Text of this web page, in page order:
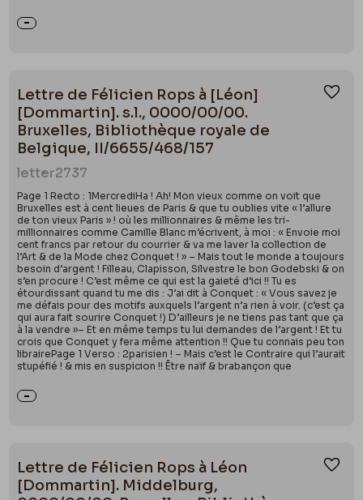
Lettre de Félicien Rops à [Léon]
[Dommartin]. s.l., 0000/00/00.
Bruxelles, Bibliothèque royale de
Belgique, II/6655/468/157
letter2737
Page 1 Recto : 1MercrediHa ! Ah! Mon vieux comme on voit que
Bruxelles est à cent lieues de Paris & que tu oublies vite « l’allure
de ton vieux Paris » ! où les millionnaires & même les tri-
millionnaires comme Camille Blanc m’écrivent, à moi : « Envoie moi
cent francs par retour du courrier & va me laver la collection de
l’Art & de la Mode chez Conquet ! » – Mais tout le monde a toujours
besoin d’argent ! Filleau, Clapisson, Silvestre le bon Godebski & on
s’en procure ! C’est même ce qui est la gaieté d’ici !! Tu es
étourdissant quand tu me dis : J’ai dit à Conquet : « Vous savez je
me défais pour des motifs auxquels l’argent n’a rien à voir. (c’est ça
qui aura fait sourire Conquet !) D’ailleurs je ne tiens pas tant que ça
à la vendre »– Et en même temps tu lui demandes de l’argent ! Et tu
crois que Conquet y fera même attention !! Que tu connais peu ton
librairePage 1 Verso : 2parisien ! – Mais c’est le Contraire qui l’aurait
stupéfié ! & mis en suspicion !! Être naïf & brabançon que
Lettre de Félicien Rops à Léon
[Dommartin]. Middelburg,